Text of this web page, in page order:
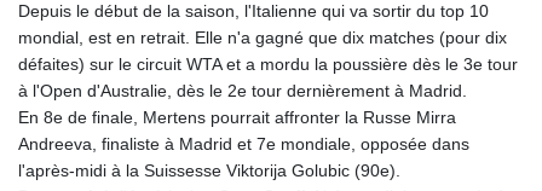
HNL 31.077375
HRK 7.536622
HTG 151.150865
HUF 363.096405
IDR
20580.370421
Depuis le début de la saison, l'Italienne qui va sortir du top 10
mondial, est en retrait. Elle n'a gagné que dix matches (pour dix
défaites) sur le circuit WTA et a mordu la poussière dès le 3e tour
à l'Open d'Australie, dès le 2e tour dernièrement à Madrid.
En 8e de finale, Mertens pourrait affronter la Russe Mirra
Andreeva, finaliste à Madrid et 7e mondiale, opposée dans
l'après-midi à la Suissesse Viktorija Golubic (90e).